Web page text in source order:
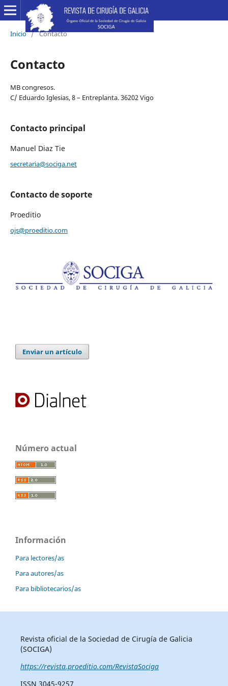
Inicio / Contacto
Contacto
MB congresos.
C/ Eduardo Iglesias, 8 – Entreplanta. 36202 Vigo
Contacto principal
Manuel Diaz Tie
secretaria@sociga.net
Contacto de soporte
Proeditio
ojs@proeditio.com
Enviar un artículo
Número actual
Información
Para lectores/as
Para autores/as
Para bibliotecarios/as
Revista oficial de la Sociedad de Cirugía de Galicia
(SOCIGA)
https://revista.proeditio.com/RevistaSociga
ISSN 3045-9257